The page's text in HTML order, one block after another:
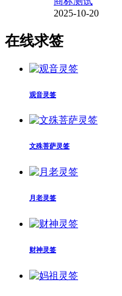
2025-10-20
在线求签
观音灵签
文殊菩萨灵签
月老灵签
财神灵签